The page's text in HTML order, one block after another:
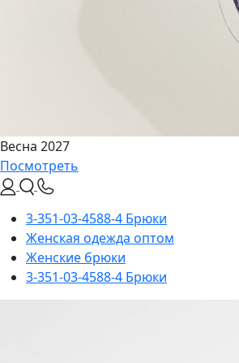
Весна 2027
Посмотреть
3-351-03-4588-4 Брюки
Женская одежда оптом
Женские брюки
3-351-03-4588-4 Брюки